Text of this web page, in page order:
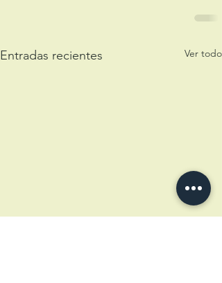
Entradas recientes Ver todo